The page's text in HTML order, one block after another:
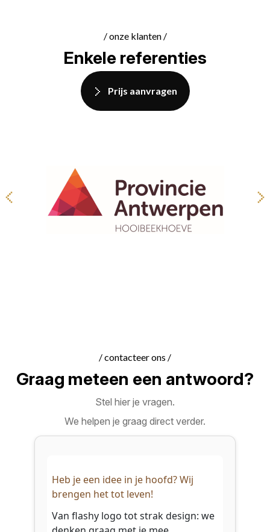
/ onze klanten /
Enkele referenties
Prijs aanvragen
/ contacteer ons /
Graag meteen een antwoord?
Stel hier je vragen.
We helpen je graag direct verder.